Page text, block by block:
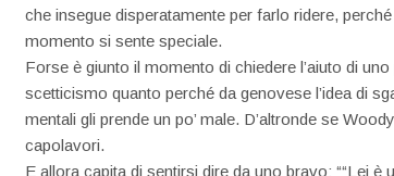
che insegue disperatamente per farlo ridere,
momento si sente speciale.
Forse è giunto il momento di chiedere l’aiuto di
scetticismo quanto perché da genovese l’idea di
mentali gli prende un po’ male. D’altronde se
capolavori.
E allora capita di sentirsi dire da uno bravo: ““Lei